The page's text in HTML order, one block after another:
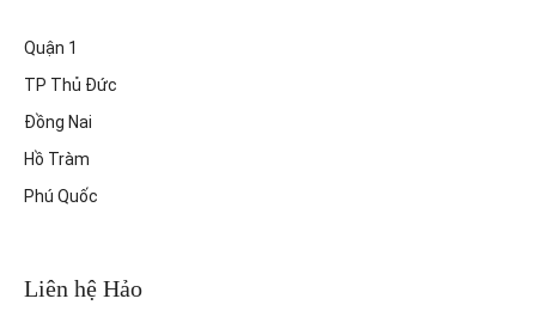
Quận 1
TP Thủ Đức
Đồng Nai
Hồ Tràm
Phú Quốc
Liên hệ Hảo